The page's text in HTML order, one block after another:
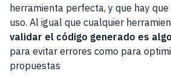
herramienta perfecta, y que hay
uso. Al igual que cualquier
validar el código generado es
para evitar errores como para
propuestas